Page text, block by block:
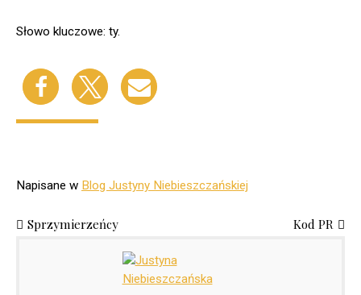
Słowo kluczowe: ty.
Napisane w Blog Justyny Niebieszczańskiej
Sprzymierzeńcy Kod PR